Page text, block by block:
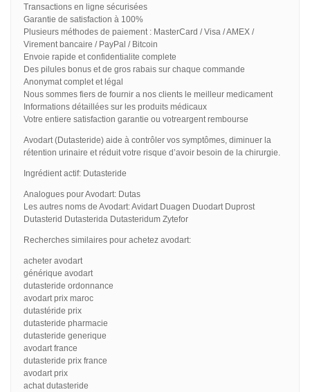
Transactions en ligne sécurisées
Garantie de satisfaction à 100%
Plusieurs méthodes de paiement : MasterCard / Visa / AMEX /
Virement bancaire / PayPal / Bitcoin
Envoie rapide et confidentialite complete
Des pilules bonus et de gros rabais sur chaque commande
Anonymat complet et légal
Nous sommes fiers de fournir a nos clients le meilleur medicament
Informations détaillées sur les produits médicaux
Votre entiere satisfaction garantie ou votreargent rembourse
Avodart (Dutasteride) aide à contrôler vos symptômes, diminuer la
rétention urinaire et réduit votre risque d’avoir besoin de la chirurgie.
Ingrédient actif: Dutasteride
Analogues pour Avodart: Dutas
Les autres noms de Avodart: Avidart Duagen Duodart Duprost
Dutasterid Dutasterida Dutasteridum Zytefor
Recherches similaires pour achetez avodart:
acheter avodart
générique avodart
dutasteride ordonnance
avodart prix maroc
dutastéride prix
dutasteride pharmacie
dutasteride generique
avodart france
dutasteride prix france
avodart prix
achat dutasteride